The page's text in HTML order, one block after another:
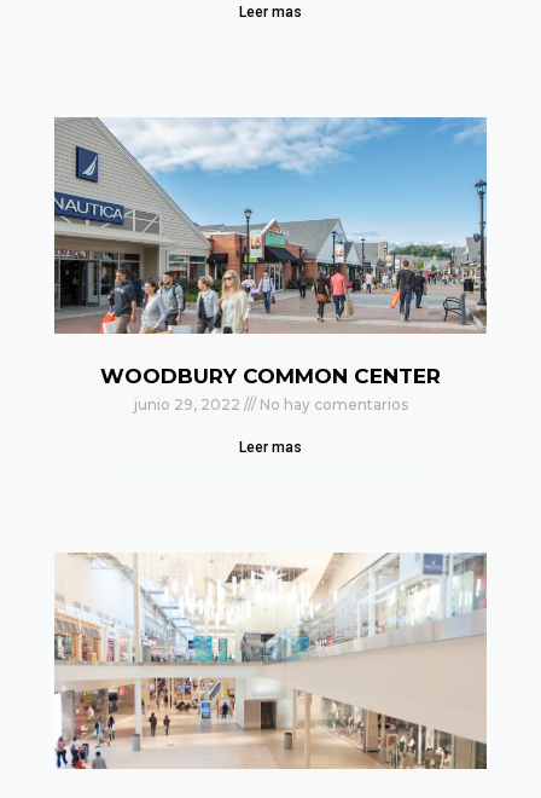
Leer mas
WOODBURY COMMON CENTER
junio 29, 2022 No hay comentarios
Leer mas